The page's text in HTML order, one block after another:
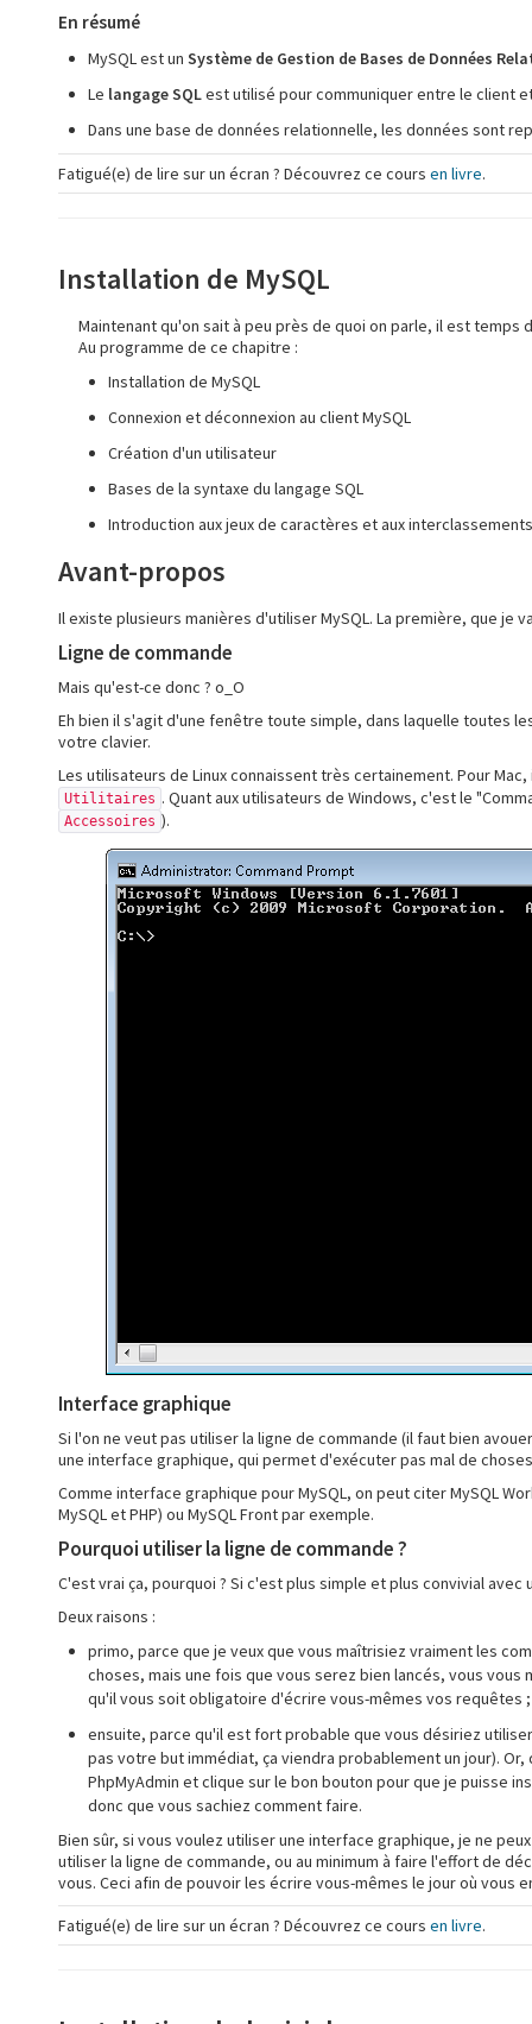
En résumé
MySQL est un Système de Gestion de Bases de Données
Le langage SQLest utilisé pour communiquer entre le client
Dans une base de données relationnelle, les données sont
Fatigué(e) de lire sur un écran ? Découvrez ce cours en livre.
Installation de MySQL
Maintenant qu'on sait à peu près de quoi on parle, il est
Au programme de ce chapitre :
Installation de MySQL
Connexion et déconnexion au client MySQL
Création d'un utilisateur
Bases de la syntaxe du langage SQL
Introduction aux jeux de caractères et aux interclassements
Avant-propos
Il existe plusieurs manières d'utiliser MySQL. La première, que
Ligne de commande
Mais qu'est-ce donc ? o_O
Eh bien il s'agit d'une fenêtre toute simple, dans laquelle toutes
votre clavier.
Les utilisateurs de Linux connaissent très certainement. Pour
Utilitaires . Quant aux utilisateurs de Windows, c'est le
Accessoires ).
Interface graphique
Si l'on ne veut pas utiliser la ligne de commande (il faut bien
une interface graphique, qui permet d'exécuter pas mal de
Comme interface graphique pour MySQL, on peut citer MySQL
MySQL et PHP) ou MySQL Front par exemple.
Pourquoi utiliser la ligne de commande ?
C'est vrai ça, pourquoi ? Si c'est plus simple et plus convivial avec
Deux raisons :
primo, parce que je veux que vous maîtrisiez vraiment les
choses, mais une fois que vous serez bien lancés, vous
qu'il vous soit obligatoire d'écrire vous-mêmes vos requêtes ;
ensuite, parce qu'il est fort probable que vous désiriez
pas votre but immédiat, ça viendra probablement un jour).
PhpMyAdmin et clique sur le bon bouton pour que je puisse
donc que vous sachiez comment faire.
Bien sûr, si vous voulez utiliser une interface graphique, je ne
utiliser la ligne de commande, ou au minimum à faire l'effort de
vous. Ceci afin de pouvoir les écrire vous-mêmes le jour où vous
Fatigué(e) de lire sur un écran ? Découvrez ce cours en livre.